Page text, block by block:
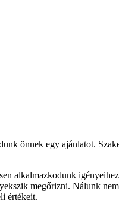
önnek egy ajánlatot.
alkalmazkodunk
megőrizni. Nálunk
értékeit.